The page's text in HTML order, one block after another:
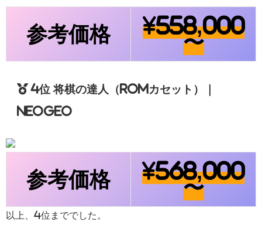
参考価格 ¥558,000
〜
4位将棋の達人（ROMカセット ）｜
NEOGEO
参考価格 ¥568,000
〜
以上、4位まででした。